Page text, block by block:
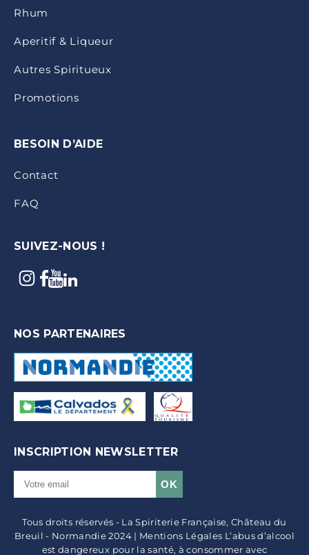
Rhum
Aperitif & Liqueur
Autres Spiritueux
Promotions
BESOIN D’AIDE
Contact
FAQ
SUIVEZ-NOUS !
NOS PARTENAIRES
INSCRIPTION NEWSLETTER
Tous droits réservés - La Spiriterie Française, Château du
Breuil - Normandie 2024 | Mentions Légales L’abus d’alcool
est dangereux pour la santé, à consommer avec